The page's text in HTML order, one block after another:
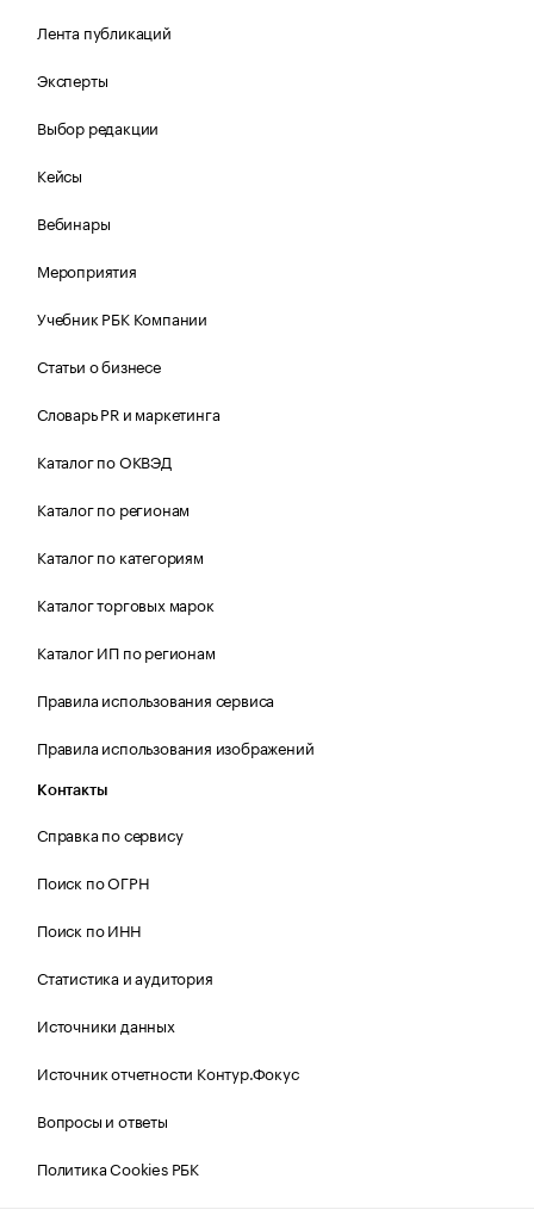
Лента публикаций
Эксперты
Выбор редакции
Кейсы
Вебинары
Мероприятия
Учебник РБК Компании
Статьи о бизнесе
Словарь PR и маркетинга
Каталог по ОКВЭД
Каталог по регионам
Каталог по категориям
Каталог торговых марок
Каталог ИП по регионам
Правила использования сервиса
Правила использования изображений
Контакты
Справка по сервису
Поиск по ОГРН
Поиск по ИНН
Статистика и аудитория
Источники данных
Источник отчетности Контур.Фокус
Вопросы и ответы
Политика Cookies РБК